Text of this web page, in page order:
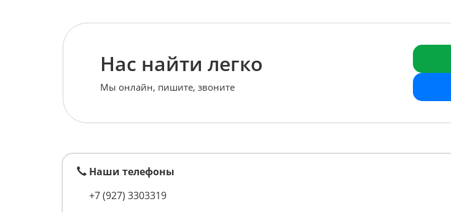
Нас найти легко
Мы онлайн, пишите, звоните
Наши телефоны
+7 (927) 3303319